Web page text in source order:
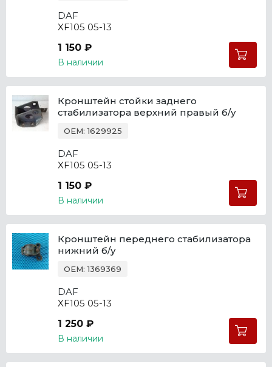
DAF
XF105 05-13
1 150 ₽
В наличии
Кронштейн стойки заднего
стабилизатора верхний правый б/у
OEM: 1629925
DAF
XF105 05-13
1 150 ₽
В наличии
Кронштейн переднего стабилизатора
нижний б/у
OEM: 1369369
DAF
XF105 05-13
1 250 ₽
В наличии